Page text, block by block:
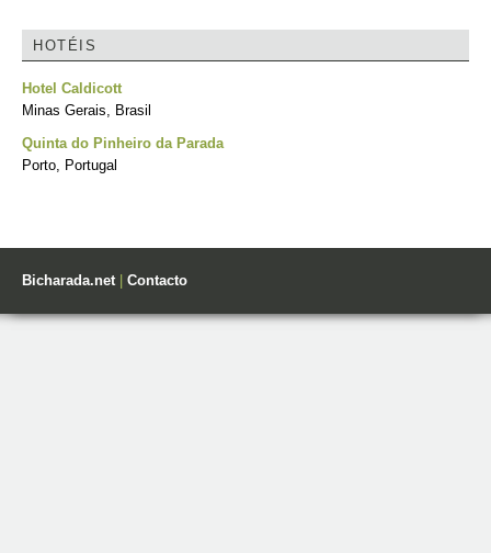
HOTÉIS
Hotel Caldicott
Minas Gerais, Brasil
Quinta do Pinheiro da Parada
Porto, Portugal
Bicharada.net| Contacto